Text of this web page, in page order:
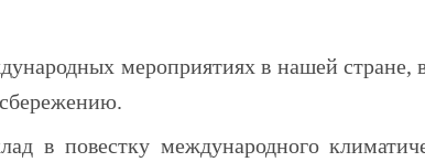
мероприятиях в нашей стране,
в повестку международного